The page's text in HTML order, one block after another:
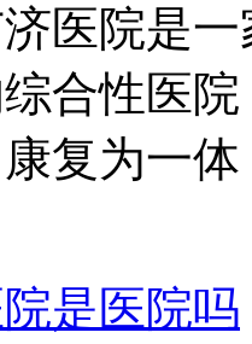
院是一
合性医
复为一
是医院吗